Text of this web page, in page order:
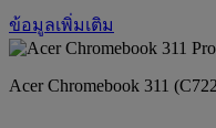
ข้อมูลเพิ่มเติม
Acer Chromebook 311